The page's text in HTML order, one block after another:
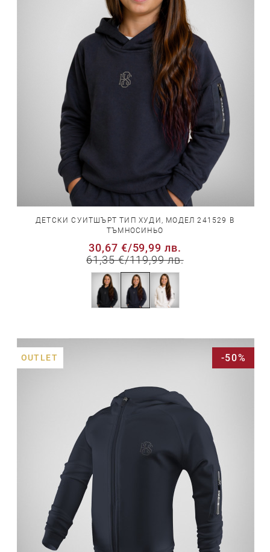
ДЕТСКИ СУИТШЪРТ ТИП ХУДИ, МОДЕЛ 241529 В
ТЪМНОСИНЬО
30,67 €/59,99 лв.
61,35 €/119,99 лв.
OUTLET -50%